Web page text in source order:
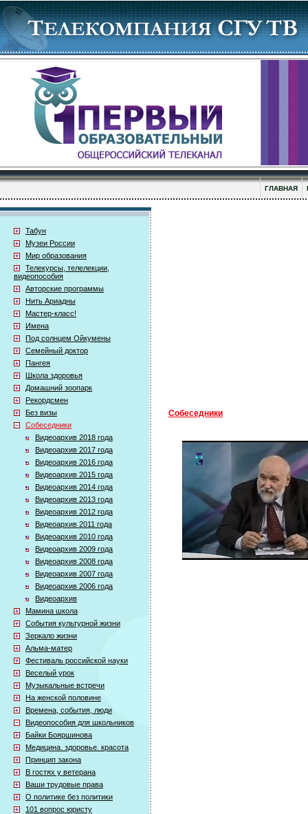
ГЛАВНАЯ
Табун
Музеи России
Мир образования
Телекурсы, телелекции,
видеопособия
Авторские программы
Нить Ариадны
Мастер-класс!
Имена
Под солнцем Ойкумены
Семейный доктор
Пангея
Школа здоровья
Домашний зоопарк
Рекордсмен
Без визы
Собеседники
Видеоархив 2018 года
Видеоархив 2017 года
Видеоархив 2016 года
Видеоархив 2015 года
Видеоархив 2014 года
Видеоархив 2013 года
Видеоархив 2012 года
Видеоархив 2011 года
Видеоархив 2010 года
Видеоархив 2009 года
Видеоархив 2008 года
Видеоархив 2007 года
Видеоархив 2006 года
Видеоархив
Мамина школа
События культурной жизни
Зеркало жизни
Альма-матер
Фестиваль российской науки
Веселый урок
Музыкальные встречи
На женской половине
Времена, события, люди
Видеопособия для школьников
Байки Бояршинова
Медицина. здоровье. красота
Принцип закона
В гостях у ветерана
Ваши трудовые права
О политике без политики
101 вопрос юристу
Собеседники